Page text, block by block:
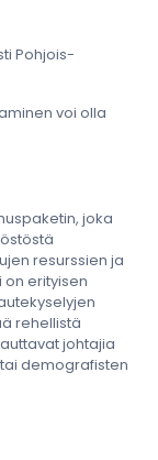
Pohjois-
voi olla
joka
resurssien ja
on erityisen
rehellistä
johtajia
demografisten